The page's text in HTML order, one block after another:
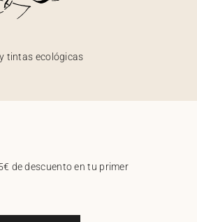
tintas ecológicas
de descuento en tu primer